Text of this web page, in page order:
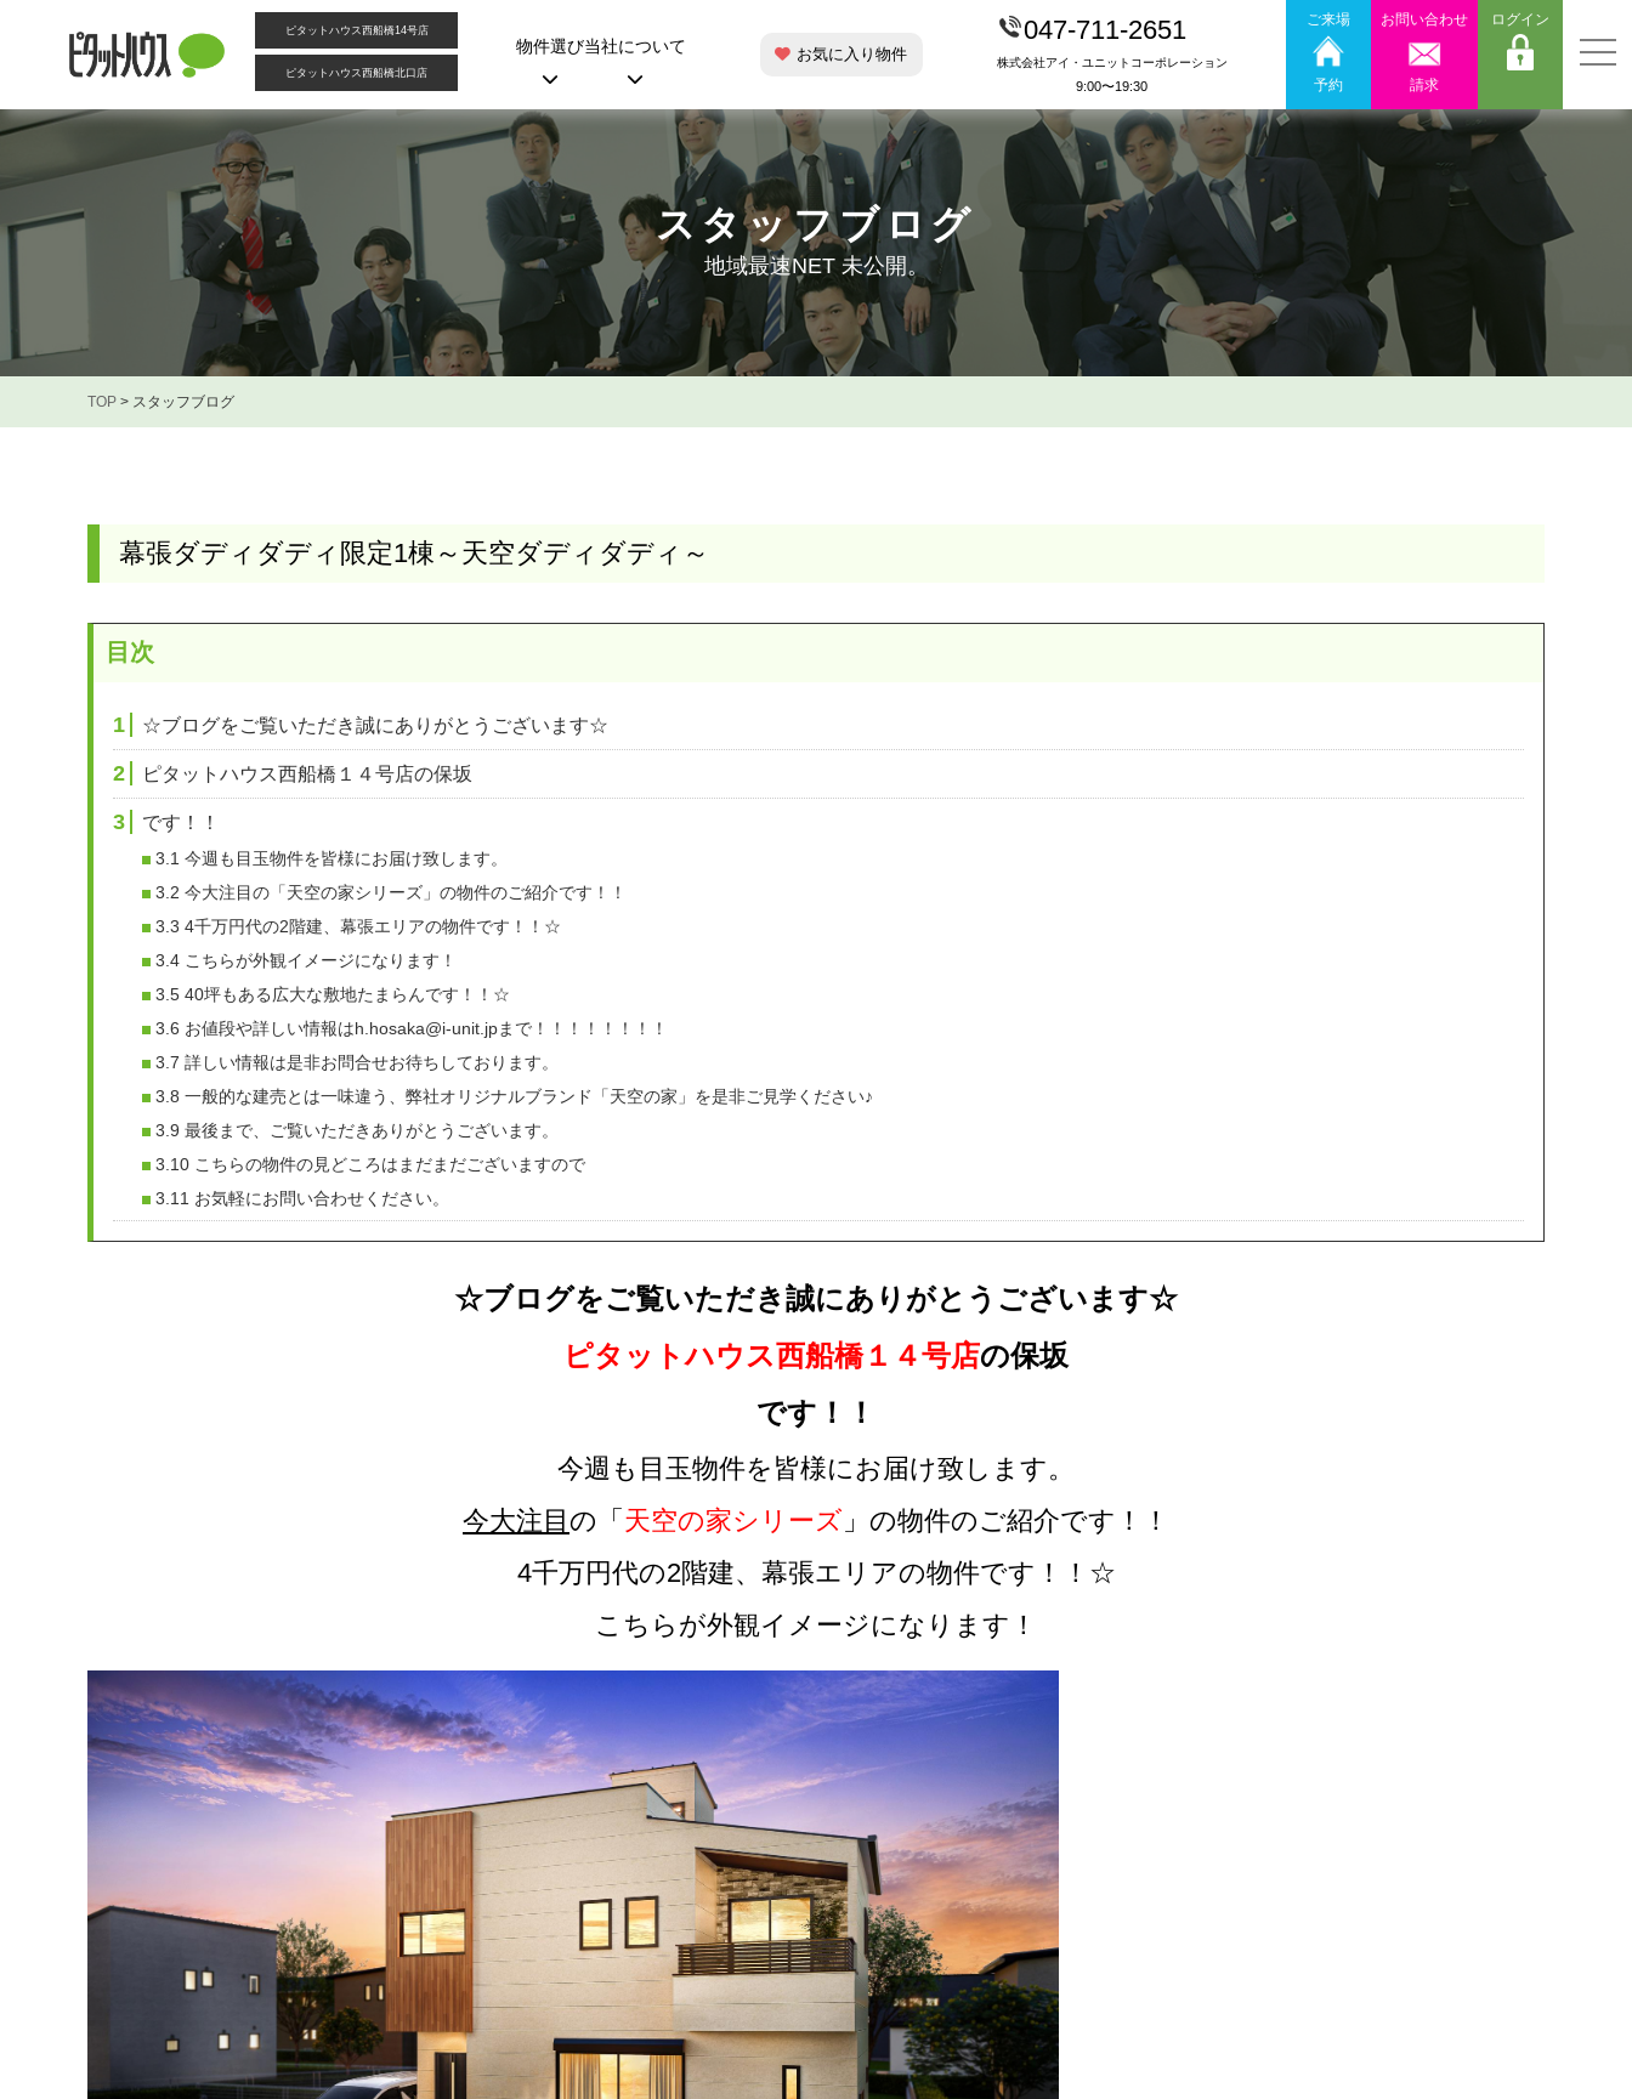
ピタットハウス西船橋14号店
ピタットハウス西船橋北口店
物件選び当社について お気に入り物件
047-711-2651
株式会社アイ・ユニットコーポレーション
9:00〜19:30
ご来場
予約
お問い合わせ
請求
ログイン
スタッフブログ
地域最速NET 未公開。
TOP > スタッフブログ
幕張ダディダディ限定1棟～天空ダディダディ～
目次
1 ☆ブログをご覧いただき誠にありがとうございます☆
2 ピタットハウス西船橋１４号店の保坂
3 です！！
3.1 今週も目玉物件を皆様にお届け致します。
3.2 今大注目の「天空の家シリーズ」の物件のご紹介です！！
3.3 4千万円代の2階建、幕張エリアの物件です！！☆
3.4 こちらが外観イメージになります！
3.5 40坪もある広大な敷地たまらんです！！☆
3.6 お値段や詳しい情報はh.hosaka@i-unit.jpまで！！！！！！！！
3.7 詳しい情報は是非お問合せお待ちしております。
3.8 一般的な建売とは一味違う、弊社オリジナルブランド「天空の家」を是非ご見学ください♪
3.9 最後まで、ご覧いただきありがとうございます。
3.10 こちらの物件の見どころはまだまだございますので
3.11 お気軽にお問い合わせください。
☆ブログをご覧いただき誠にありがとうございます☆
ピタットハウス西船橋１４号店の保坂
です！！
今週も目玉物件を皆様にお届け致します。
今大注目 の「 天空の家シリーズ 」の物件のご紹介です！！
4千万円代の2階建、幕張エリアの物件です！！☆
こちらが外観イメージになります！